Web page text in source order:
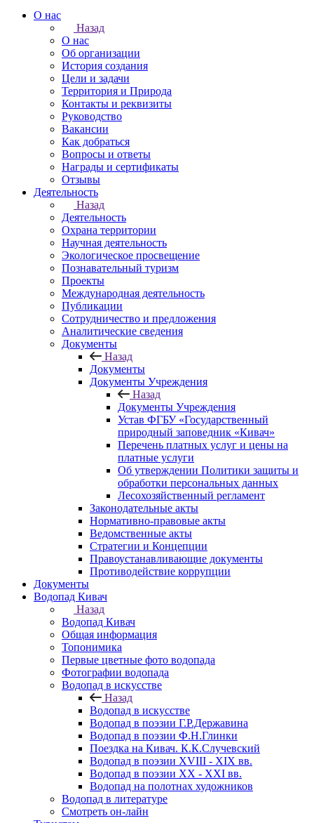
О нас
Назад
О нас
Об организации
История создания
Цели и задачи
Территория и Природа
Контакты и реквизиты
Руководство
Вакансии
Как добраться
Вопросы и ответы
Награды и сертификаты
Отзывы
Деятельность
Назад
Деятельность
Охрана территории
Научная деятельность
Экологическое просвещение
Познавательный туризм
Проекты
Международная деятельность
Публикации
Сотрудничество и предложения
Аналитические сведения
Документы
Назад
Документы
Документы Учреждения
Назад
Документы Учреждения
Устав ФГБУ «Государственный
природный заповедник «Кивач»
Перечень платных услуг и цены на
платные услуги
Об утверждении Политики защиты и
обработки персональных данных
Лесохозяйственный регламент
Законодательные акты
Нормативно-правовые акты
Ведомственные акты
Стратегии и Концепции
Правоустанавливающие документы
Противодействие коррупции
Документы
Водопад Кивач
Назад
Водопад Кивач
Общая информация
Топонимика
Первые цветные фото водопада
Фотографии водопада
Водопад в искусстве
Назад
Водопад в искусстве
Водопад в поэзии Г.Р.Державина
Водопад в поэзии Ф.Н.Глинки
Поездка на Кивач. К.К.Случевский
Водопад в поэзии XVIII - XIX вв.
Водопад в поэзии XX - XXI вв.
Водопад на полотнах художников
Водопад в литературе
Смотреть он-лайн